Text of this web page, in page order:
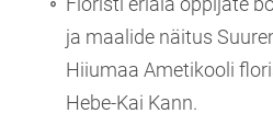
ja maalide näitus
Hiiumaa Ametikooli
Hebe-Kai Kann.